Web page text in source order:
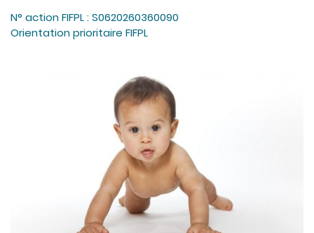
N° action FIFPL : S0620260360090
Orientation prioritaire FIFPL